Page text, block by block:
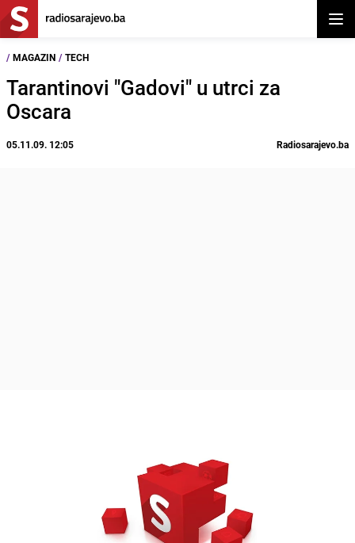
/ MAGAZIN / TECH
Tarantinovi "Gadovi" u utrci za
Oscara
05.11.09. 12:05 Radiosarajevo.ba